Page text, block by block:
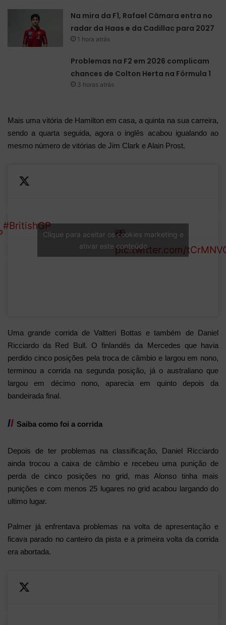
Na mira da F1, Rafael Câmara entra no
radar da Haas e da Cadillac para 2027
1 hora atrás
Problemas na F2 em 2026 complicam
chances de Colton Herta na Fórmula 1
3 horas atrás
Mais uma vitória de Hamilton em casa, a quinta na sua carreira,
sendo a quarta seguida, agora o inglês acabou igualando ao
mesmo número de vitórias de Jim Clark e Alain Prost.
#BritishGPchampionship
lead from 20
pts to one pt
pic.twitter.com/
Clique para aceitar os cookies marketing e
ativar este conteúdo
Uma grande corrida de Valtteri Bottas e também de Daniel
Ricciardo da Red Bull. O finlandês da Mercedes que havia
perdido cinco posições pela troca de câmbio e largou em nono,
terminou a corrida na segunda posição, já o australiano que
largou em décimo nono, aparecia em quinto depois da
bandeirada final.
ll Saiba como foi a corrida
Depois de ter problemas na classificação, Daniel Ricciardo
ainda trocou a caixa de câmbio e recebeu uma punição de
perda de cinco posições no grid, mas Alonso tinha mais
punições e com menos 25 lugares no grid acabou largando do
ultimo lugar.
Palmer já enfrentava problemas na volta de apresentação e
ficava parado no canteiro da pista e a primeira volta da corrida
era abortada.